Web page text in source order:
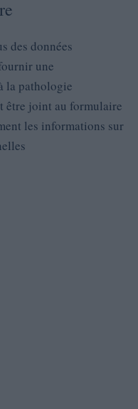
des données
une
la pathologie
être joint au formulaire
les informations sur